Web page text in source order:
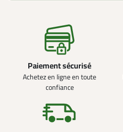
Paiement sécurisé
Achetez en ligne en toute
confiance